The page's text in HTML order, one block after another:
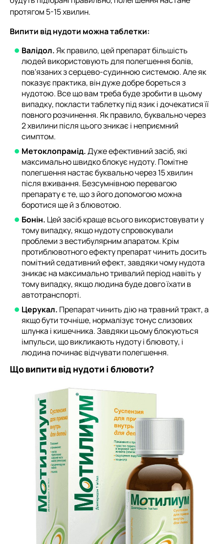
протягом 5-15 хвилин.
Випити від нудоти можна таблетки:
Валідол.Як правило, цей препарат більшість
людей використовують для полегшення болів,
пов'язаних з серцево-судинною системою. Але як
показує практика, він дуже добре бореться з
нудотою. Все що вам треба буде зробити в цьому
випадку, покласти таблетку під язик і дочекатися її
повного розчинення. Як правило, буквально через
2 хвилини після цього зникає і неприємний
симптом.
Метоклопрамід.Дуже ефективний засіб, які
максимально швидко блокує нудоту. Помітне
полегшення настає буквально через 15 хвилин
після вживання. Безсумнівною перевагою
препарату є те, що з його допомогою можна
боротися ще й з блювотою.
Бонін. Цей засіб краще всього використовувати у
тому випадку, якщо нудоту спровокували
проблеми з вестибулярним апаратом. Крім
протиблювотного ефекту препарат чинить досить
помітний седативний ефект, завдяки чому нудота
зникає на максимально тривалий період навіть у
тому випадку, якщо людина буде довго їхати в
автотранспорті.
Церукал. Препарат чинить дію на травний тракт, а
якщо бути точніше, нормалізує тонус слизових
шлунка і кишечника. Завдяки цьому блокуються
імпульси, що викликають нудоту і блювоту, і
людина починає відчувати полегшення.
Що випити від нудоти і блювоти?